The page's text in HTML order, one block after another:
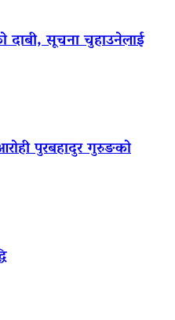
दाबी, सूचना चुहाउनेलाई
पुरबहादुर गुरुङको